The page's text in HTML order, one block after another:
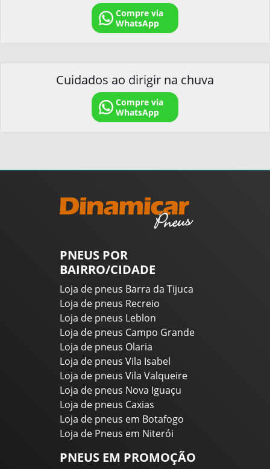
Compre via
WhatsApp
Cuidados ao dirigir na chuva
Compre via
WhatsApp
PNEUS POR
BAIRRO/CIDADE
Loja de pneus Barra da Tijuca
Loja de pneus Recreio
Loja de pneus Leblon
Loja de pneus Campo Grande
Loja de pneus Olaria
Loja de pneus Vila Isabel
Loja de pneus Vila Valqueire
Loja de pneus Nova Iguaçu
Loja de pneus Caxias
Loja de pneus em Botafogo
Loja de Pneus em Niterói
PNEUS EM PROMOÇÃO